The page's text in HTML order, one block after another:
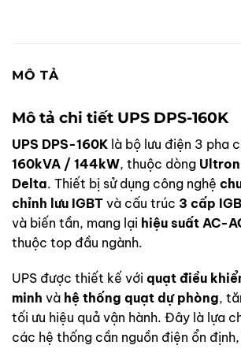
MÔ TẢ
Mô tả chi tiết UPS DPS-160K
UPS DPS-160K là bộ lưu điện 3 pha
160kVA / 144kW, thuộc dòng Ultron
Delta. Thiết bị sử dụng công nghệ
chỉnh lưu IGBT và cấu trúc 3 cấp
và biến tần, mang lại hiệu suất AC-
thuộc top đầu ngành.
UPS được thiết kế với quạt điều
minh và hệ thống quạt dự phòng,
tối ưu hiệu quả vận hành. Đây là lựa
các hệ thống cần nguồn điện ổn